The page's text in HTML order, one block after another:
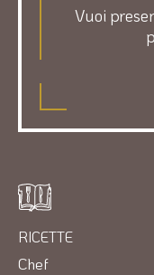
RICETTE
Chef
Vuoi